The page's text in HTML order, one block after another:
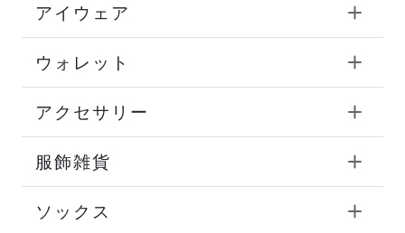
アイウェア
ウォレット
アクセサリー
服飾雑貨
ソックス